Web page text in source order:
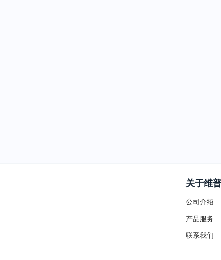
关于维普
公司介绍
产品服务
联系我们